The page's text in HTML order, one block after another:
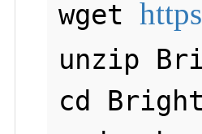
wget
unzip
cd